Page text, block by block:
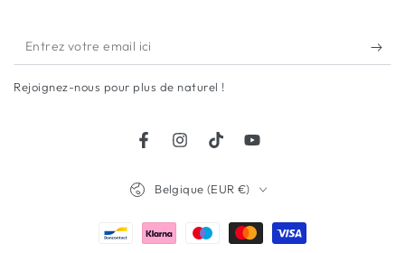
Entrez
votre
email
Rejoignez-nous pour plus de naturel !
FacebookInstagramTikTokYouTube
Belgique (EUR €)